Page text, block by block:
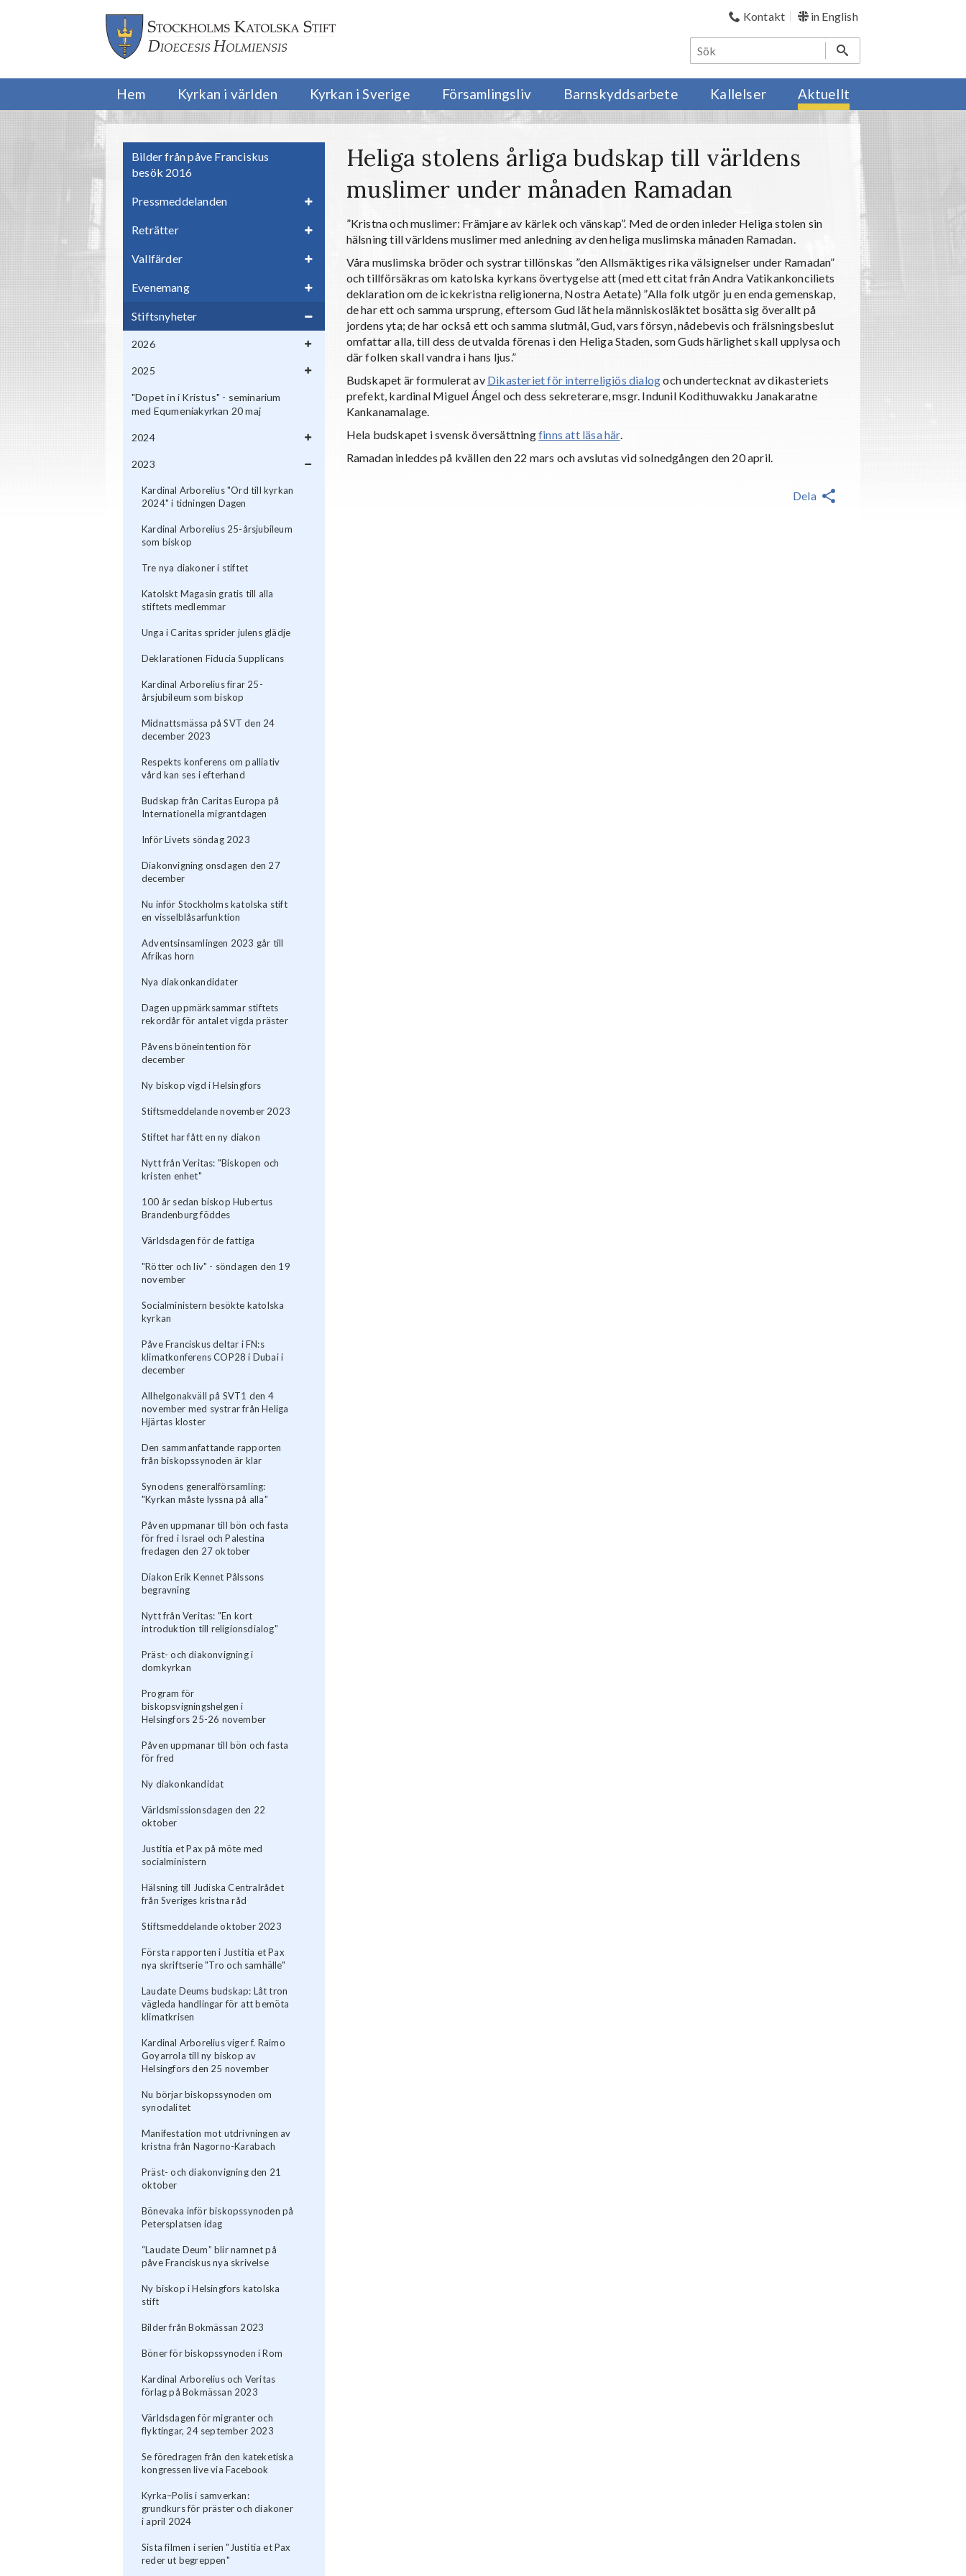
Kontakt in English
Hem Kyrkan i världen Kyrkan i Sverige Församlingsliv Barnskyddsarbete Kallelser Aktuellt
Bilder från påve Franciskus
besök 2016
Pressmeddelanden
Reträtter
Vallfärder
Evenemang
Stiftsnyheter
2026
2025
"Dopet in i Kristus" - seminarium
med Equmeniakyrkan 20 maj
2024
2023
Kardinal Arborelius "Ord till kyrkan
2024" i tidningen Dagen
Kardinal Arborelius 25-årsjubileum
som biskop
Tre nya diakoner i stiftet
Katolskt Magasin gratis till alla
stiftets medlemmar
Unga i Caritas sprider julens glädje
Deklarationen Fiducia Supplicans
Kardinal Arborelius firar 25-
årsjubileum som biskop
Midnattsmässa på SVT den 24
december 2023
Respekts konferens om palliativ
vård kan ses i efterhand
Budskap från Caritas Europa på
Internationella migrantdagen
Inför Livets söndag 2023
Diakonvigning onsdagen den 27
december
Nu inför Stockholms katolska stift
en visselblåsarfunktion
Adventsinsamlingen 2023 går till
Afrikas horn
Nya diakonkandidater
Dagen uppmärksammar stiftets
rekordår för antalet vigda präster
Påvens böneintention för
december
Ny biskop vigd i Helsingfors
Stiftsmeddelande november 2023
Stiftet har fått en ny diakon
Nytt från Veritas: "Biskopen och
kristen enhet"
100 år sedan biskop Hubertus
Brandenburg föddes
Världsdagen för de fattiga
"Rötter och liv" - söndagen den 19
november
Socialministern besökte katolska
kyrkan
Påve Franciskus deltar i FN:s
klimatkonferens COP28 i Dubai i
december
Allhelgonakväll på SVT1 den 4
november med systrar från Heliga
Hjärtas kloster
Den sammanfattande rapporten
från biskopssynoden är klar
Synodens generalförsamling:
"Kyrkan måste lyssna på alla"
Påven uppmanar till bön och fasta
för fred i Israel och Palestina
fredagen den 27 oktober
Diakon Erik Kennet Pålssons
begravning
Nytt från Veritas: "En kort
introduktion till religionsdialog"
Präst- och diakonvigning i
domkyrkan
Program för
biskopsvigningshelgen i
Helsingfors 25-26 november
Påven uppmanar till bön och fasta
för fred
Ny diakonkandidat
Världsmissionsdagen den 22
oktober
Justitia et Pax på möte med
socialministern
Hälsning till Judiska Centralrådet
från Sveriges kristna råd
Stiftsmeddelande oktober 2023
Första rapporten i Justitia et Pax
nya skriftserie "Tro och samhälle"
Laudate Deums budskap: Låt tron
vägleda handlingar för att bemöta
klimatkrisen
Kardinal Arborelius viger f. Raimo
Goyarrola till ny biskop av
Helsingfors den 25 november
Nu börjar biskopssynoden om
synodalitet
Manifestation mot utdrivningen av
kristna från Nagorno-Karabach
Präst- och diakonvigning den 21
oktober
Bönevaka inför biskopssynoden på
Petersplatsen idag
“Laudate Deum” blir namnet på
påve Franciskus nya skrivelse
Ny biskop i Helsingfors katolska
stift
Bilder från Bokmässan 2023
Böner för biskopssynoden i Rom
Kardinal Arborelius och Veritas
förlag på Bokmässan 2023
Världsdagen för migranter och
flyktingar, 24 september 2023
Se föredragen från den kateketiska
kongressen live via Facebook
Kyrka–Polis i samverkan:
grundkurs för präster och diakoner
i april 2024
Sista filmen i serien "Justitia et Pax
reder ut begreppen"
Heliga stolens årliga budskap till världens
muslimer under månaden Ramadan
”Kristna och muslimer: Främjare av kärlek och vänskap”. Med de orden inleder Heliga stolen sin
hälsning till världens muslimer med anledning av den heliga muslimska månaden Ramadan.
Våra muslimska bröder och systrar tillönskas ”den Allsmäktiges rika välsignelser under Ramadan”
och tillförsäkras om katolska kyrkans övertygelse att (med ett citat från Andra Vatikankonciliets
deklaration om de ickekristna religionerna, Nostra Aetate) ”Alla folk utgör ju en enda gemenskap,
de har ett och samma ursprung, eftersom Gud lät hela människosläktet bosätta sig överallt på
jordens yta; de har också ett och samma slutmål, Gud, vars försyn, nådebevis och frälsningsbeslut
omfattar alla, till dess de utvalda förenas i den Heliga Staden, som Guds härlighet skall upplysa och
där folken skall vandra i hans ljus.”
Budskapet är formulerat av Dikasteriet för interreligiös dialogoch undertecknat av dikasteriets
prefekt, kardinal Miguel Ángel och dess sekreterare, msgr. Indunil Kodithuwakku Janakaratne
Kankanamalage.
Hela budskapet i svensk översättningfinns att läsa här.
Ramadan inleddes på kvällen den 22 mars och avslutas vid solnedgången den 20 april.
Dela